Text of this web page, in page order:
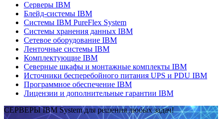
Серверы IBM
Блейд-системы IBM
Системы IBM PureFlex System
Системы хранения данных IBM
Сетевое оборудование IBM
Ленточные системы IBM
Комплектующие IBM
Северные шкафы и монтажные комплекты IBM
Источники бесперебойного питания UPS и PDU IBM
Программное обеспечение IBM
Лицензии и дополнительные гарантии IBM
СЕРВЕРЫ IBM System для решения любых задач!